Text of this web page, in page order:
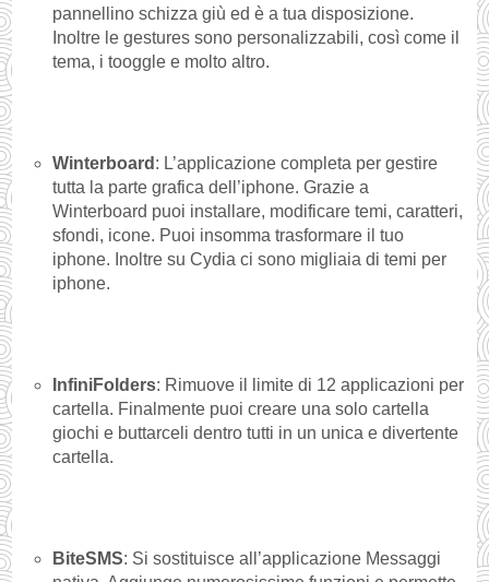
pannellino schizza giù ed è a tua disposizione.
Inoltre le gestures sono personalizzabili, così come il
tema, i tooggle e molto altro.
Winterboard : L’applicazione completa per gestire
tutta la parte grafica dell’iphone. Grazie a
Winterboard puoi installare, modificare temi, caratteri,
sfondi, icone. Puoi insomma trasformare il tuo
iphone. Inoltre su Cydia ci sono migliaia di temi per
iphone.
InfiniFolders: Rimuove il limite di 12 applicazioni per
cartella. Finalmente puoi creare una solo cartella
giochi e buttarceli dentro tutti in un unica e divertente
cartella.
BiteSMS: Si sostituisce all’applicazione Messaggi